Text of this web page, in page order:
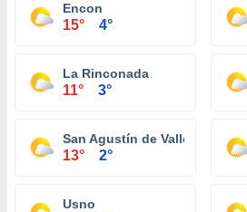
Encon
15° 4°
La Rinconada
11° 3°
San Agustín de Valle Fertíl
13° 2°
Usno